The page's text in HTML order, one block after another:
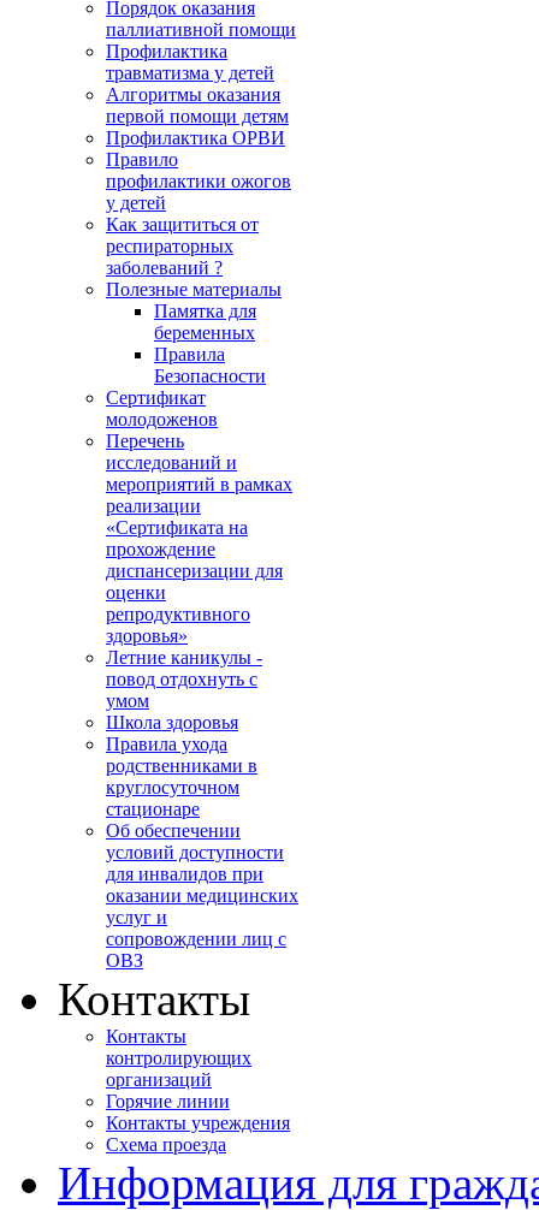
Порядок оказания
паллиативной помощи
Профилактика
травматизма у детей
Алгоритмы оказания
первой помощи детям
Профилактика ОРВИ
Правило
профилактики ожогов
у детей
Как защититься от
респираторных
заболеваний ?
Полезные материалы
Памятка для
беременных
Правила
Безопасности
Сертификат
молодоженов
Перечень
исследований и
мероприятий в рамках
реализации
«Сертификата на
прохождение
диспансеризации для
оценки
репродуктивного
здоровья»
Летние каникулы -
повод отдохнуть с
умом
Школа здоровья
Правила ухода
родственниками в
круглосуточном
стационаре
Об обеспечении
условий доступности
для инвалидов при
оказании медицинских
услуг и
сопровождении лиц с
ОВЗ
Контакты
Контакты
контролирующих
организаций
Горячие линии
Контакты учреждения
Схема проезда
Информация для